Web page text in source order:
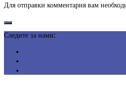
Для отправки комментария вам
Следите за нами: